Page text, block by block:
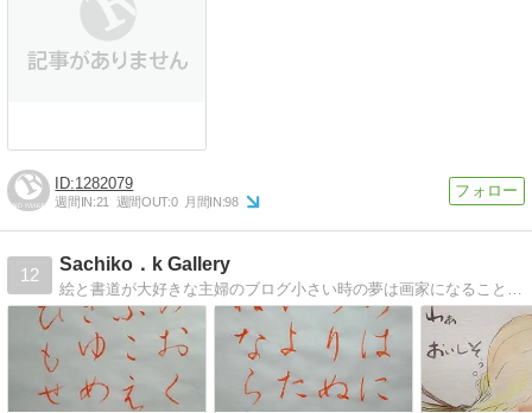
1282079
週間IN:21 週間OUT:0 月間IN:98
12
Sachiko．k Gallery
絵と書道が大好きな主婦のブログ小さい時の夢は画家になることでした。今、青春を謳歌してます。